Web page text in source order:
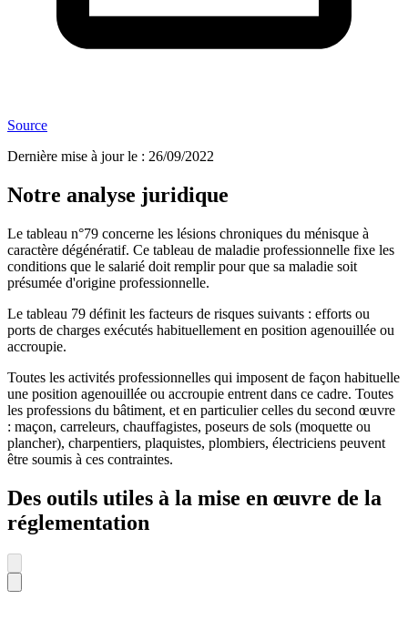
Source
Dernière mise à jour le : 26/09/2022
Notre analyse juridique
Le tableau n°79 concerne les lésions chroniques du ménisque à
caractère dégénératif. Ce tableau de maladie professionnelle fixe les
conditions que le salarié doit remplir pour que sa maladie soit
présumée d'origine professionnelle.
Le tableau 79 définit les facteurs de risques suivants : efforts ou
ports de charges exécutés habituellement en position agenouillée ou
accroupie.
Toutes les activités professionnelles qui imposent de façon habituelle
une position agenouillée ou accroupie entrent dans ce cadre. Toutes
les professions du bâtiment, et en particulier celles du second œuvre
: maçon, carreleurs, chauffagistes, poseurs de sols (moquette ou
plancher), charpentiers, plaquistes, plombiers, électriciens peuvent
être soumis à ces contraintes.
Des outils utiles à la mise en œuvre de la
réglementation